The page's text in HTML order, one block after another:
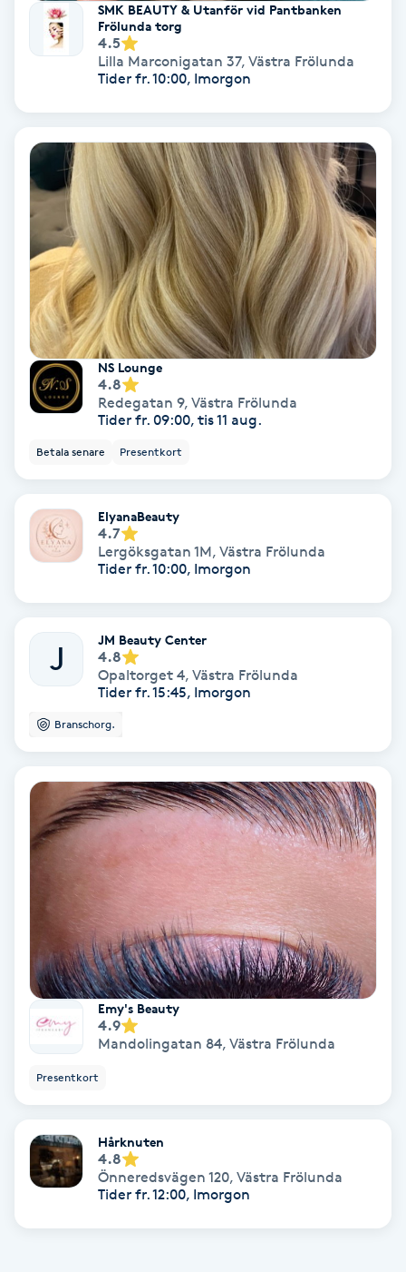
Frekvensterapi
Frisör
Funktionsanalys
Färgning
Föning
Gel naglar
Gellack
Gellack med förstärkning
Gravidyoga
Gruppträning
Hatha Yoga
Herrklippning
HIFU
Hot Stone Massage
SMK BEAUTY & Utanför vid Pantbanken
Frölunda torg
4.5
Lilla Marconigatan 37, Västra Frölunda
Tider fr. 10:00, Imorgon
NS Lounge
4.8
Redegatan 9, Västra Frölunda
Tider fr. 09:00, tis 11 aug.
Betala senare Presentkort
ElyanaBeauty
4.7
Lergöksgatan 1M, Västra Frölunda
Tider fr. 10:00, Imorgon
J
JM Beauty Center
4.8
Opaltorget 4, Västra Frölunda
Tider fr. 15:45, Imorgon
Branschorg.
Emy's Beauty
4.9
Mandolingatan 84, Västra Frölunda
Presentkort
Hårknuten
4.8
Önneredsvägen 120, Västra Frölunda
Tider fr. 12:00, Imorgon